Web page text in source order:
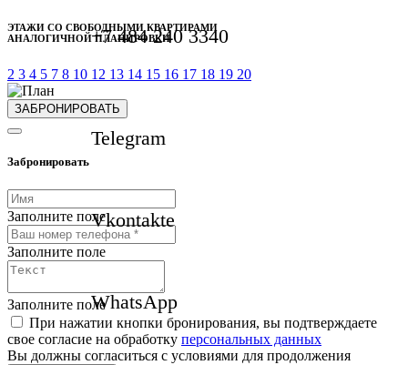
+7 484 240 3340
Telegram
Vkontakte
WhatsApp
ЭТАЖИ СО СВОБОДНЫМИ КВАРТИРАМИ
АНАЛОГИЧНОЙ ПЛАНИРОВКИ
2 3 4 5 7 8 10 12 13 14 15 16 17 18 19 20
ЗАБРОНИРОВАТЬ
Забронировать
Заполните поле
Заполните поле
Заполните поле
При нажатии кнопки бронирования, вы подтверждаете
свое согласие на обработку персональных данных
Вы должны согласиться с условиями для продолжения